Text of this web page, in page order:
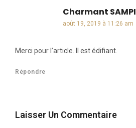
Charmant SAMPI
août 19, 2019 à 11:26 am
Merci pour l’article. Il est édifiant.
Répondre
Laisser Un Commentaire